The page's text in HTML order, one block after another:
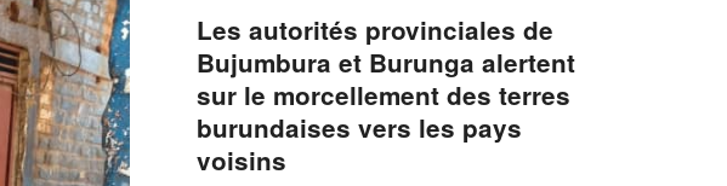
Les autorités provinciales de
Bujumbura et Burunga alertent
sur le morcellement des terres
burundaises vers les pays
voisins